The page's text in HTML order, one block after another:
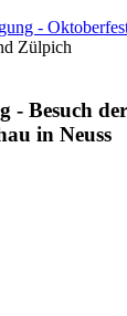
-
Zülpich
- Besuch der
in Neuss